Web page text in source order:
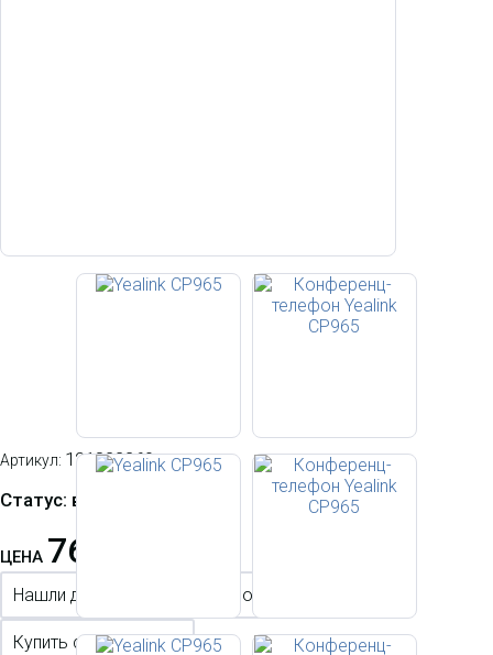
Артикул: 121822260
Статус: в наличии
ЦЕНА 76 685.37 р.
Нашли дешевле? Хотите оптом?
Купить с настройкой